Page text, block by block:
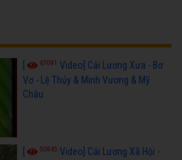
[ 67091 Video] Cải Lương Xưa - Bơ
Vơ - Lệ Thủy & Minh Vương & Mỹ
Châu
50845 Video] Cải Lương Xã Hội -